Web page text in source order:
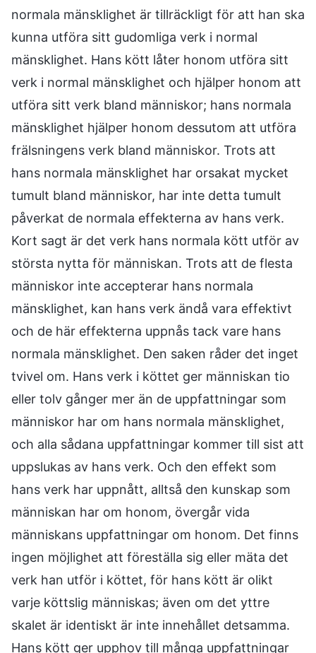
normala mänsklighet är tillräckligt för att han ska
kunna utföra sitt gudomliga verk i normal
mänsklighet. Hans kött låter honom utföra sitt
verk i normal mänsklighet och hjälper honom att
utföra sitt verk bland människor; hans normala
mänsklighet hjälper honom dessutom att utföra
frälsningens verk bland människor. Trots att
hans normala mänsklighet har orsakat mycket
tumult bland människor, har inte detta tumult
påverkat de normala effekterna av hans verk.
Kort sagt är det verk hans normala kött utför av
största nytta för människan. Trots att de flesta
människor inte accepterar hans normala
mänsklighet, kan hans verk ändå vara effektivt
och de här effekterna uppnås tack vare hans
normala mänsklighet. Den saken råder det inget
tvivel om. Hans verk i köttet ger människan tio
eller tolv gånger mer än de uppfattningar som
människor har om hans normala mänsklighet,
och alla sådana uppfattningar kommer till sist att
uppslukas av hans verk. Och den effekt som
hans verk har uppnått, alltså den kunskap som
människan har om honom, övergår vida
människans uppfattningar om honom. Det finns
ingen möjlighet att föreställa sig eller mäta det
verk han utför i köttet, för hans kött är olikt
varje köttslig människas; även om det yttre
skalet är identiskt är inte innehållet detsamma.
Hans kött ger upphov till många uppfattningar